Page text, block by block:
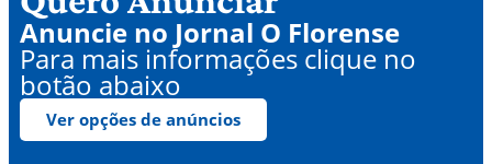
Anuncie no Jornal O Florense
Para mais informações clique no
botão abaixo
Ver opções de anúncios